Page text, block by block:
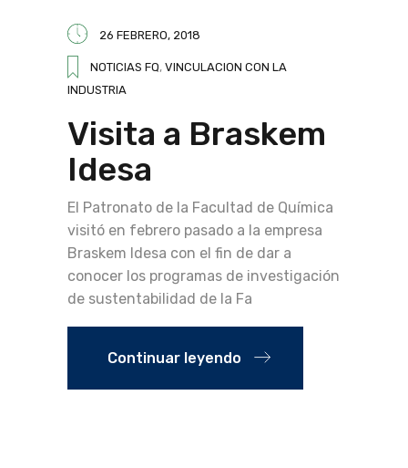
26 FEBRERO, 2018
NOTICIAS FQ, VINCULACION CON LA
INDUSTRIA
Visita a Braskem
Idesa
El Patronato de la Facultad de Química
visitó en febrero pasado a la empresa
Braskem Idesa con el fin de dar a
conocer los programas de investigación
de sustentabilidad de la Fa
Continuar leyendo